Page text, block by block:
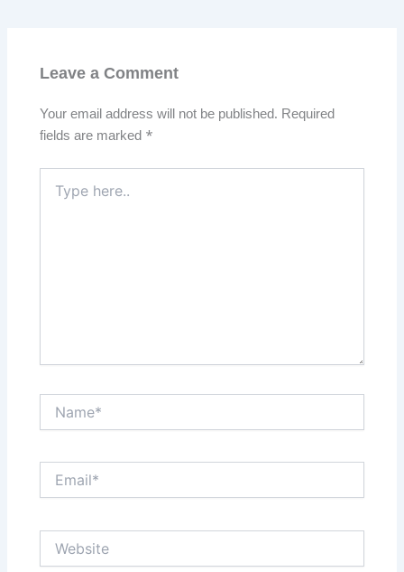
Leave a Comment
Your email address will not be published. Required
fields are marked *
here..